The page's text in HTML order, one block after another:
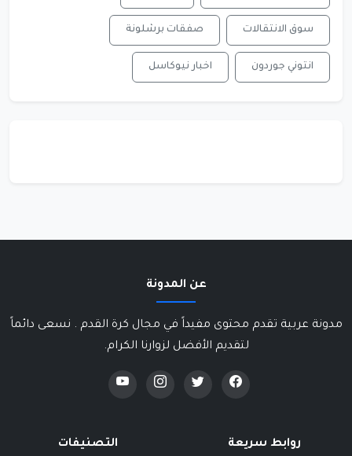
سوق الانتقالات صفقات برشلونة
انتوني جوردون اخبار نيوكاسل
عن المدونة
مدونة عربية تقدم محتوى مفيداً في مجال كرة القدم . نسعى دائماً
لتقديم الأفضل لزوارنا الكرام.
روابط سريعة التصنيفات